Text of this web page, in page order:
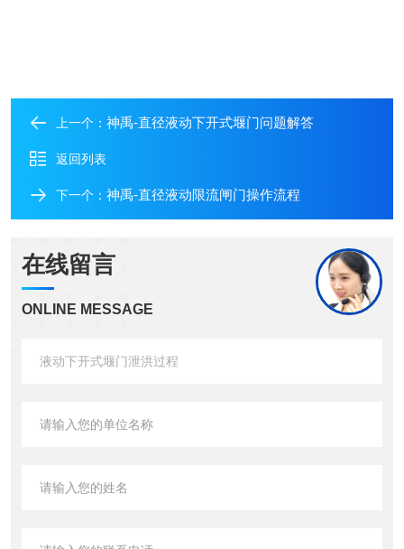
上一个： 神禹-直径液动下开式堰门问题解答
返回列表
下一个： 神禹-直径液动限流闸门操作流程
在线留言
ONLINE MESSAGE